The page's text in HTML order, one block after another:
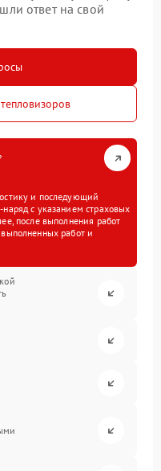
ответ на свой
и последующий
с указанием страховых
после выполнения работ
работ и